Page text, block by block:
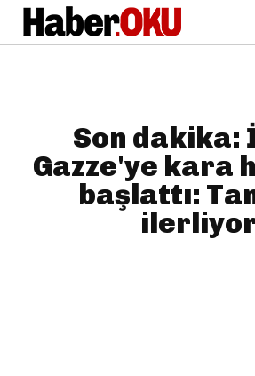
Son dakika:
Gazze'ye kara
başlattı: